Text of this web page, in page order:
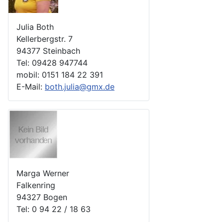
Julia Both
Kellerbergstr. 7
94377 Steinbach
Tel: 09428 947744
mobil: 0151 184 22 391
E-Mail: both.julia@gmx.de
Marga Werner
Falkenring
94327 Bogen
Tel: 0 94 22 / 18 63